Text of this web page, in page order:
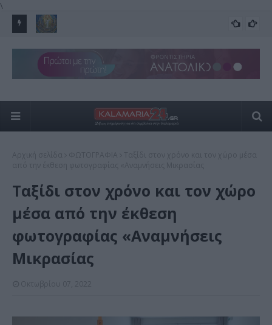
\
Αυγούστου
ΕΟΡΤΕΣ
Ταξίδι στον χρόνο και τον χώρο
μέσα από την έκθεση
φωτογραφίας «Αναμνήσεις
Μικρασίας